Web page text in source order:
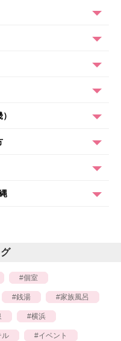
個室
銭湯 家族風呂
横浜
ル イベント